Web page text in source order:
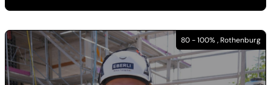
80 - 100% , Rothenburg